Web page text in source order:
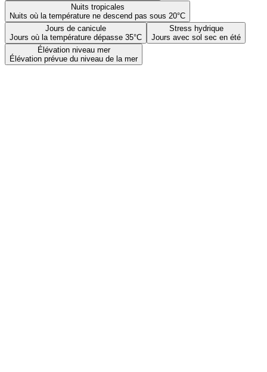
Nuits tropicales
Nuits où la température ne descend pas sous 20°C
Jours de canicule
Jours où la température dépasse 35°C
Stress hydrique
Jours avec sol sec en été
Élévation niveau mer
Élévation prévue du niveau de la mer